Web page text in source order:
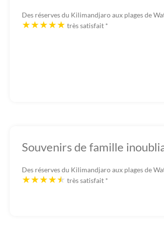
Des réserves du Kilimandjaro aux plages de
très satisfait *
Souvenirs de famille
Des réserves du Kilimandjaro aux plages de
très satisfait *